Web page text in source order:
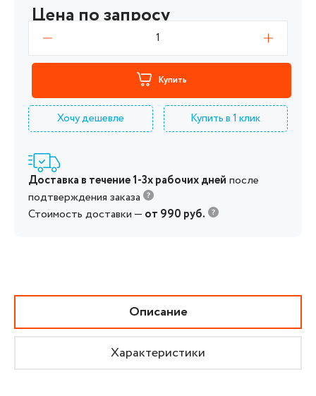
Цена по запросу
1
Купить
Хочу дешевле Купить в 1 клик
Доставка в течение 1-3х рабочих дней после
подтверждения заказа
Стоимость доставки — от 990 руб.
Описание
Характеристики